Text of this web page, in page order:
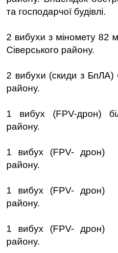
та господарчої будівлі.
2 вибухи з міномету 82
Сіверського району.
2 вибухи (скиди з БпЛА)
району.
1 вибух (FPV-дрон)
району.
1 вибух (FPV- дрон)
району.
1 вибух (FPV- дрон)
району.
1 вибух (FPV- дрон)
району.